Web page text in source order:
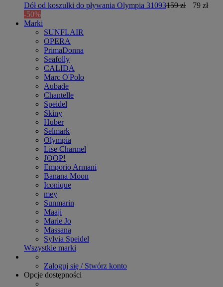
Dół od koszulki do pływania Olympia 31093159 zł
79 zł
-50%
Marki
SUNFLAIR
OPERA
PrimaDonna
Seafolly
CALIDA
Marc O'Polo
Aubade
Chantelle
Speidel
Skiny
Huber
Selmark
Olympia
Lise Charmel
JOOP!
Emporio Armani
Banana Moon
Iconique
mey
Sunmarin
Maaji
Marie Jo
Massana
Sylvia Speidel
Wszystkie marki
Zaloguj się / Stwórz konto
Opcje dostępności